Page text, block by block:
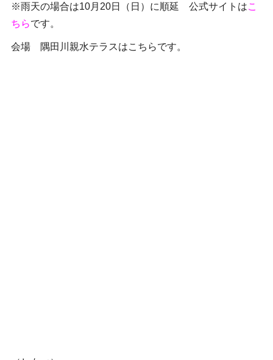
※雨天の場合は10月20日（日）に順延 公式サイトはこ
ちらです。
会場 隅田川親水テラスはこちらです。